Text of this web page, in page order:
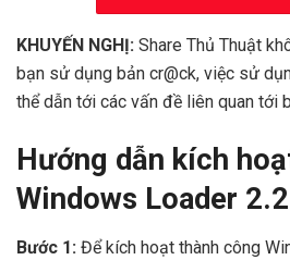
KHUYẾN NGHỊ: Share Thủ Thuật
bạn sử dụng bản cr@ck, việc sử
thể dẫn tới các vấn đề liên quan tới
Hướng dẫn kích
Windows Loader
Bước 1: Để kích hoạt thành công